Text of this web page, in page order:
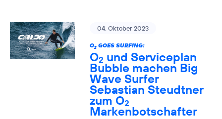
04. Oktober 2023
O2GOES SURFING:
O2 und Serviceplan
Bubble machen Big
Wave Surfer
Sebastian Steudtner
zum O2
Markenbotschafter